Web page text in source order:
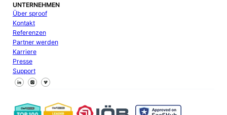
UNTERNEHMEN
Über sproof
Kontakt
Referenzen
Partner werden
Karriere
Presse
Support
Follow us on Facebook
Follow us on X
Follow us on LinkedIn